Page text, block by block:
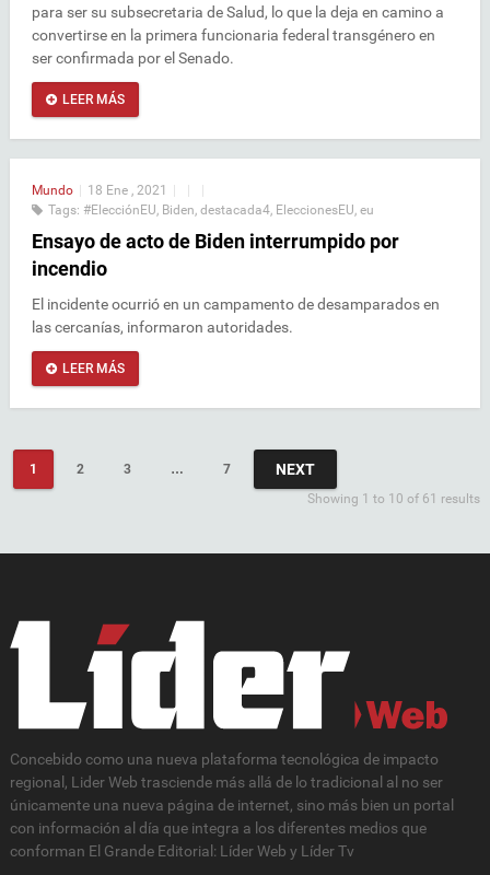
para ser su subsecretaria de Salud, lo que la deja en camino a
convertirse en la primera funcionaria federal transgénero en
ser confirmada por el Senado.
LEER MÁS
Mundo 18 Ene , 2021
Tags: #ElecciónEU, Biden, destacada4, EleccionesEU, eu
Ensayo de acto de Biden interrumpido por
incendio
El incidente ocurrió en un campamento de desamparados en
las cercanías, informaron autoridades.
LEER MÁS
1 2 3 … 7 NEXT
Showing 1 to 10 of 61 results
Concebido como una nueva plataforma tecnológica de impacto
regional, Lider Web trasciende más allá de lo tradicional al no ser
únicamente una nueva página de internet, sino más bien un portal
con información al día que integra a los diferentes medios que
conforman El Grande Editorial: Líder Web y Líder Tv